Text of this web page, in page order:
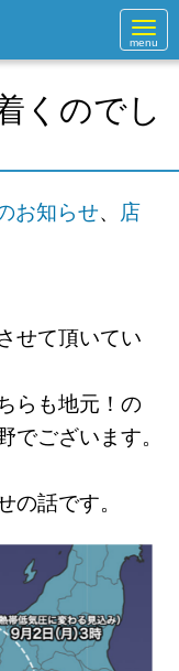
N
a
v
a
o
くのでし
お知らせ、 店
せて頂いてい
らも地元！の
でございます。
の話です。